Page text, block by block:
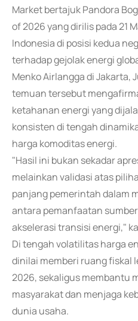
Market bertajuk Pandora
of 2026 yang dirilis pada 21
Indonesia di posisi kedua
terhadap gejolak energi
Menko Airlangga di Jakarta,
temuan tersebut
ketahanan energi yang
konsisten di tengah
harga komoditas energi.
"Hasil ini bukan sekadar
melainkan validasi atas
panjang pemerintah dalam
antara pemanfaatan
akselerasi transisi energi,"
Di tengah volatilitas harga
dinilai memberi ruang fiskal
2026, sekaligus membantu
masyarakat dan menjaga
dunia usaha.